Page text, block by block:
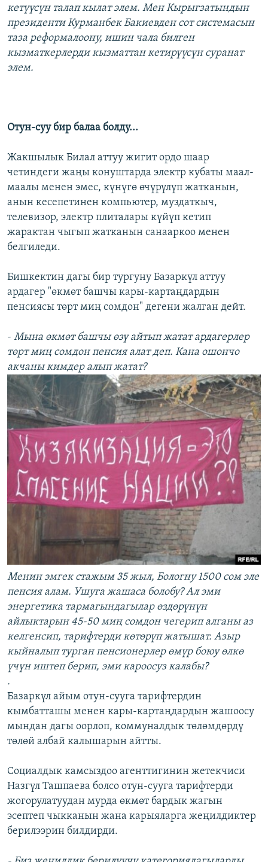
кетүүсүн талап кылат элем. Мен Кырыгзатындын
президенти Курманбек Бакиевден сот системасын
таза реформалоону, ишин чала билген
кызматкерлерди кызматтан кетирүүсүн суранат
элем.
Отун-суу бир балаа болду...
Жакшылык Билал аттуу жигит ордо шаар
четиндеги жаңы конуштарда электр кубаты маал-
маалы менен эмес, күнүгө өчүрүлүп жатканын,
анын кесепетинен компьютер, муздаткыч,
телевизор, электр плиталары күйүп кетип
жарактан чыгып жатканын санааркоо менен
белгиледи.
Бишкектин дагы бир тургуну Базаркүл аттуу
ардагер "өкмөт башчы кары-картаңдардын
пенсиясы төрт миң сомдон" дегени жалган дейт.
- Мына өкмөт башчы өзү айтып жатат ардагерлер
төрт миң сомдон пенсия алат деп. Кана ошончо
акчаны кимдер алып жатат?
Менин эмгек стажым 35 жыл, Бологну 1500 сом эле
пенсия алам. Ушуга жашаса болобу? Ал эми
энергетика тармагындагылар өздөрүнүн
айлыктарын 45-50 миң сомдон чегерип алганы аз
келгенсип, тарифтерди көтөрүп жатышат. Азыр
кыйналып турган пенсионерлер өмүр боюу өлкө
үчүн иштеп берип, эми кароосуз калабы?
.
Базаркүл айым отун-сууга тарифтердин
кымбатташы менен кары-картаңдардын жашоосу
мындан дагы оорлоп, коммуналдык төлөмдөрдү
төлөй албай калышарын айтты.
Социалдык камсыздоо агенттигинин жетекчиси
Назгүл Ташпаева болсо отун-сууга тарифтерди
жогорулатуудан мурда өкмөт бардык жагын
эсептеп чыкканын жана карыяларга жеңилдиктер
берилээрин билдирди.